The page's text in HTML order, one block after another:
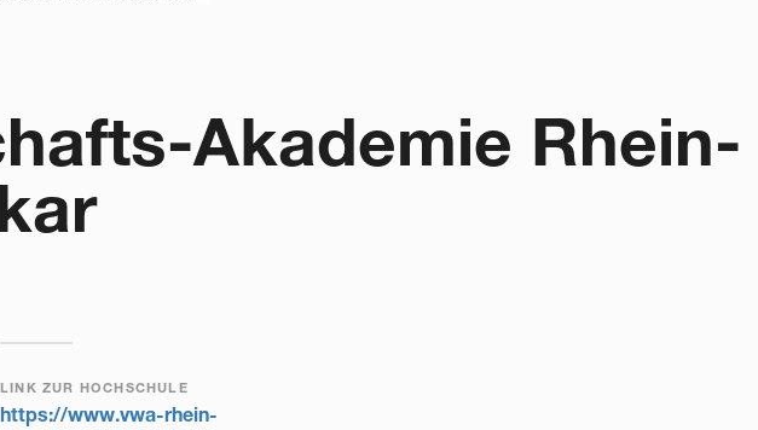
Akademie Rhein-
LINK ZUR HOCHSCHULE
https://www.vwa-rhein-